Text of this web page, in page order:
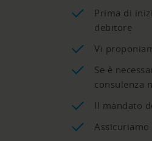
Prima di
debitore
Vi
Se è
consulenza
Il mandato